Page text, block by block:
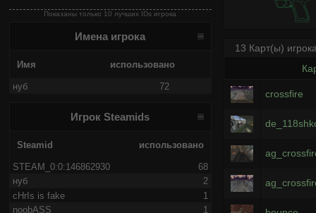
Показаны только 10 лучших IDs игрока
Имена игрока
Имя использовано
нуб 72
Игрок Steamids
Steamid использовано
STEAM_0:0:146862930
68
нуб
2
cHrIs is fake
1
noobASS
1
13 Карт(ы)
crossfire